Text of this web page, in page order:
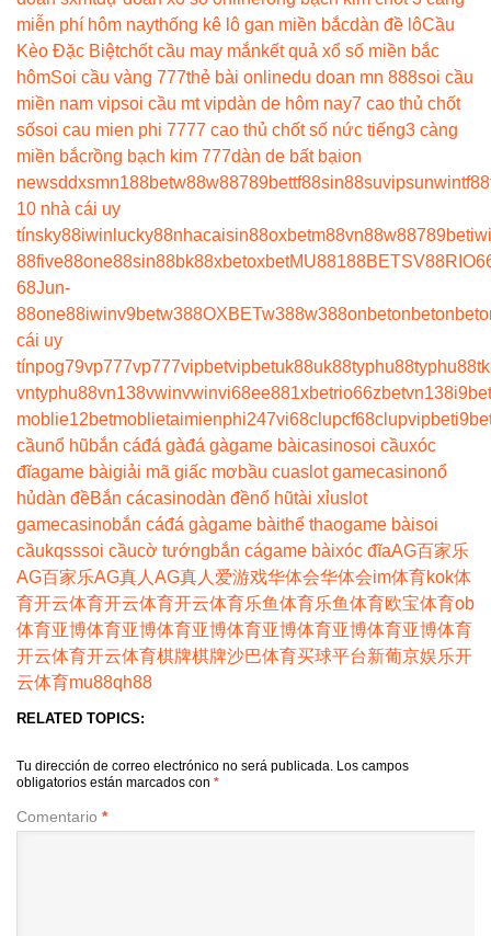
miễn phí hôm naythống kê lô gan miền bắcdàn đề lôCầu
Kèo Đặc Biệtchốt cầu may mắnkết quả xổ số miền bắc
hômSoi cầu vàng 777thẻ bài onlinedu doan mn 888soi cầu
miền nam vipsoi cầu mt vipdàn de hôm nay7 cao thủ chốt
sốsoi cau mien phi 7777 cao thủ chốt số nức tiếng3 càng
miền bắcrồng bạch kim 777dàn de bất bạion
newsddxsmn188betw88w88789bettf88sin88suvipsunwintf88
10 nhà cái uy
tínsky88iwin lucky88nhacaisin88oxbetm88vn88w88789bet
88five88one88sin88bk88xbetoxbetMU88188BETSV88
68Jun-
88one88iwinv9betw388OXBETw388w388onbetonbetonbet
cái uy
tínpog79vp777vp777vipbetvipbetuk88uk88typhu88typhu88
vntyphu88vn138vwinvwinvi68ee881xbetrio66zbetvn138
moblie12betmoblietaimienphi247vi68clupcf68clupvipbet
cầunổ hũbắn cáđá gàđá gàgame bàicasinosoi cầuxóc
đĩagame bàigiải mã giấc mơbầu cuaslot gamecasinonổ
hủdàn đềBắn cácasinodàn đềnổ hũtài xỉuslot
gamecasinobắn cáđá gàgame bàithể thaogame bàisoi
cầukqsssoi cầucờ tướngbắn cágame bàixóc đĩaAG百家乐
AG百家乐AG真人 AG真人 爱游戏华体会华体会im体育kok体
育开云体育开云体育开云体育乐鱼体育乐鱼体育欧宝体育ob
体育亚博体育亚博体育亚博体育亚博体育亚博体育亚博体育
开云体育开云体育棋牌棋牌沙巴体育买球平台新葡京娱乐开
云体育mu88qh88
RELATED TOPICS:
Tu dirección de correo electrónico no será publicada. Los campos
obligatorios están marcados con *
Comentario *